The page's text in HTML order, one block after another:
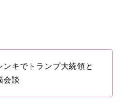
キでトランプ大統領と
会談